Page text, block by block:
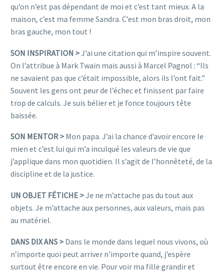
qu’on n’est pas dépendant de moi et c’est tant mieux. A la
maison, c’est ma femme Sandra. C’est mon bras droit, mon
bras gauche, mon tout !
SON INSPIRATION >J’ai une citation qui m’inspire souvent.
On l’attribue à Mark Twain mais aussi à Marcel Pagnol : “Ils
ne savaient pas que c’était impossible, alors ils l’ont fait.”
Souvent les gens ont peur de l’échec et finissent par faire
trop de calculs. Je suis bélier et je fonce toujours tête
baissée.
SON MENTOR > Mon papa. J’ai la chance d’avoir encore le
mien et c’est lui qui m’a inculqué les valeurs de vie que
j’applique dans mon quotidien. Il s’agit de l’honnêteté, de la
discipline et de la justice.
UN OBJET FÉTICHE >Je ne m’attache pas du tout aux
objets. Je m’attache aux personnes, aux valeurs, mais pas
au matériel.
DANS DIX ANS > Dans le monde dans lequel nous vivons, où
n’importe quoi peut arriver n’importe quand, j’espère
surtout être encore en vie. Pour voir ma fille grandir et